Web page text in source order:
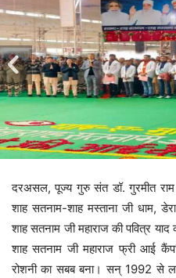
दरअसल, पूज्य गुरु संत डॉ. गुरमीत राम
शाह सतनाम-शाह मस्ताना जी धाम,
शाह सतनाम जी महाराज की पवित्र याद
शाह सतनाम जी महाराज फ्री आई
रोशनी का सबब बना। सन् 1992 से